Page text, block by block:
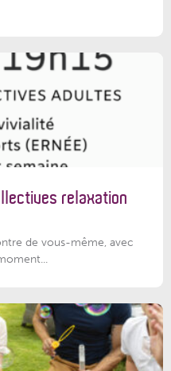
relaxation
de vous-même, avec